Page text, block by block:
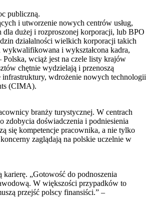
publiczną.
i utworzenie nowych centrów usług,
dla dużej i rozproszonej korporacji, lub BPO
działalności wielkich korporacji takich
i wykształcona kadra,
wciąż jest na czele listy krajów
chętnie wydzielają i przenoszą
wdrożenie nowych technologii
(CIMA).
branży turystycznej. W centrach
zdobycia doświadczenia i podniesienia
się kompetencje pracownika, a nie tylko
zaglądają na polskie uczelnie w
„Gotowość do podnoszenia
W większości przypadków to
przejść polscy finansiści.” –